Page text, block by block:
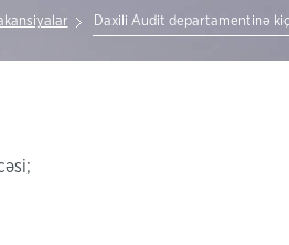
Daxili Audit departamentinə